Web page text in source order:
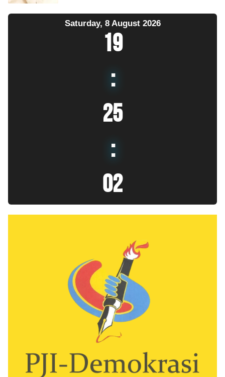
Saturday, 8 August 2026
19
:
25
:
03